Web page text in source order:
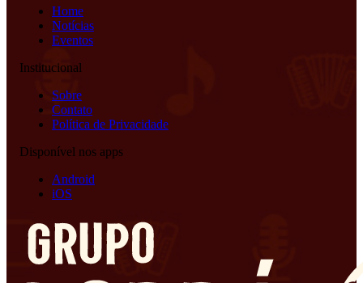
Home
Notícias
Eventos
Institucional
Sobre
Contato
Política de Privacidade
Disponível nos apps
Android
iOS